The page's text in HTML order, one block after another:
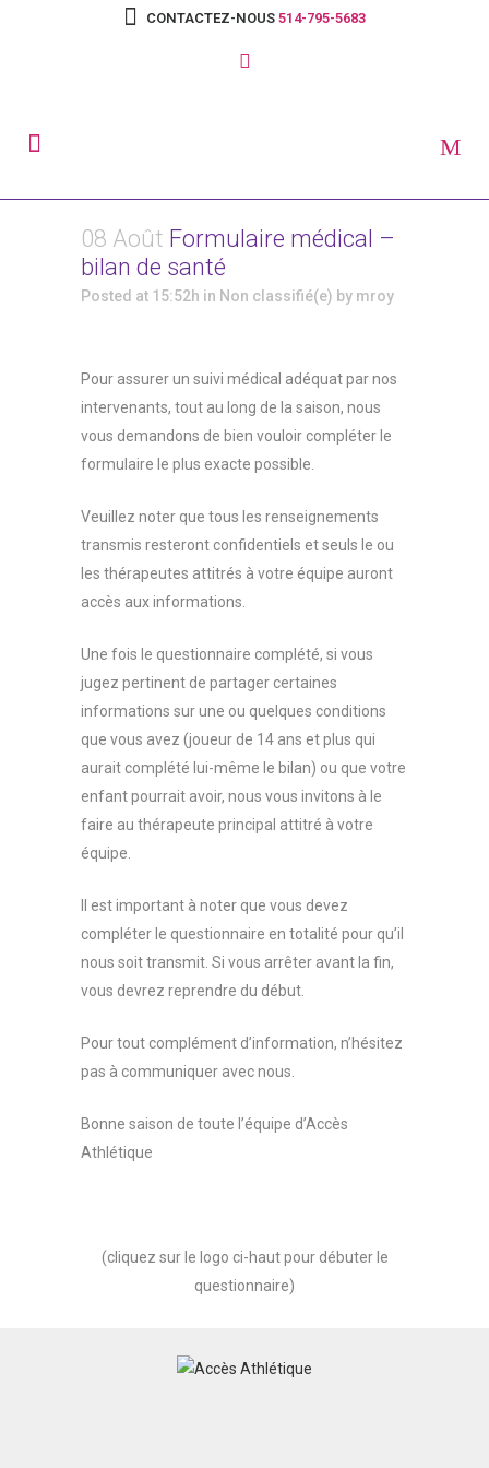
CONTACTEZ-NOUS 514-795-5683
08 Août Formulaire médical –
bilan de santé
Posted at 15:52h in Non classifié(e) by mroy
Pour assurer un suivi médical adéquat par nos
intervenants, tout au long de la saison, nous
vous demandons de bien vouloir compléter le
formulaire le plus exacte possible.
Veuillez noter que tous les renseignements
transmis resteront confidentiels et seuls le ou
les thérapeutes attitrés à votre équipe auront
accès aux informations.
Une fois le questionnaire complété, si vous
jugez pertinent de partager certaines
informations sur une ou quelques conditions
que vous avez (joueur de 14 ans et plus qui
aurait complété lui-même le bilan) ou que votre
enfant pourrait avoir, nous vous invitons à le
faire au thérapeute principal attitré à votre
équipe.
Il est important à noter que vous devez
compléter le questionnaire en totalité pour qu’il
nous soit transmit. Si vous arrêter avant la fin,
vous devrez reprendre du début.
Pour tout complément d’information, n’hésitez
pas à communiquer avec nous.
Bonne saison de toute l’équipe d’Accès
Athlétique
(cliquez sur le logo ci-haut pour débuter le
questionnaire)